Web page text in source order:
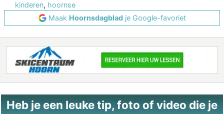
kinderen, hoornse
Maak Hoornsdagbladje Google-favoriet
Heb je een leuke tip, foto of video die je